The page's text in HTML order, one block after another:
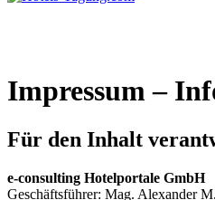
Impressum –
Für den Inhalt
e-consulting Hotelportale GmbH
Geschäftsführer: Mag. Alexander